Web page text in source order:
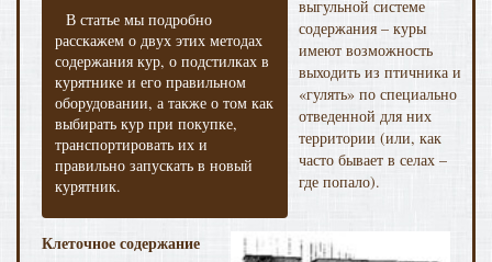
В статье мы подробно
расскажем о двух этих методах
содержания кур, о подстилках в
курятнике и его правильном
оборудовании, а также о том как
выбирать кур при покупке,
транспортировать их и
правильно запускать в новый
курятник.
выгульной системе
содержания – куры
имеют возможность
выходить из птичника и
«гулять» по специально
отведенной для них
территории (или, как
часто бывает в селах –
где попало).
Клеточное содержание